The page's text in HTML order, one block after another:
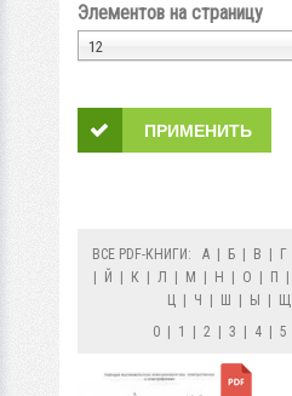
Элементов на страницу
12
ВСЕ PDF-КНИГИ: А Б В Г
Й К Л М Н О П
Ц
Ч Ш Ы Щ
0
1 2 3 4 5